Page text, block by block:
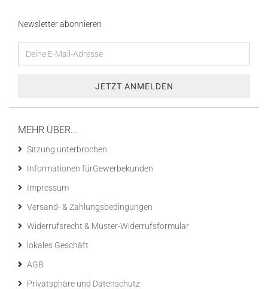
Newsletter abonnieren
MEHR ÜBER...
Sitzung unterbrochen
Informationen fürGewerbekunden
Impressum
Versand- & Zahlungsbedingungen
Widerrufsrecht & Muster-Widerrufsformular
lokales Geschäft
AGB
Privatsphäre und Datenschutz